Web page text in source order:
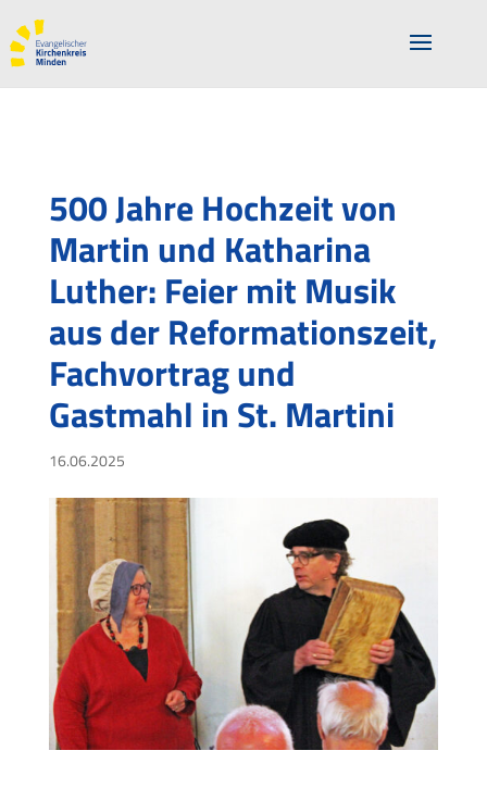
500 Jahre Hochzeit von
Martin und Katharina
Luther: Feier mit Musik
aus der Reformationszeit,
Fachvortrag und
Gastmahl in St. Martini
16.06.2025